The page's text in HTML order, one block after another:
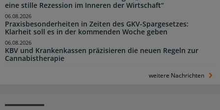
eine stille Rezession im Inneren der Wirtschaft“
Praxisbesonderheiten in Zeiten des GKV-Spargesetzes:
Klarheit soll es in der kommenden Woche geben
06.08.2026
KBV und Krankenkassen präzisieren die neuen Regeln zur
Cannabistherapie
06.08.2026
weitere Nachrichten